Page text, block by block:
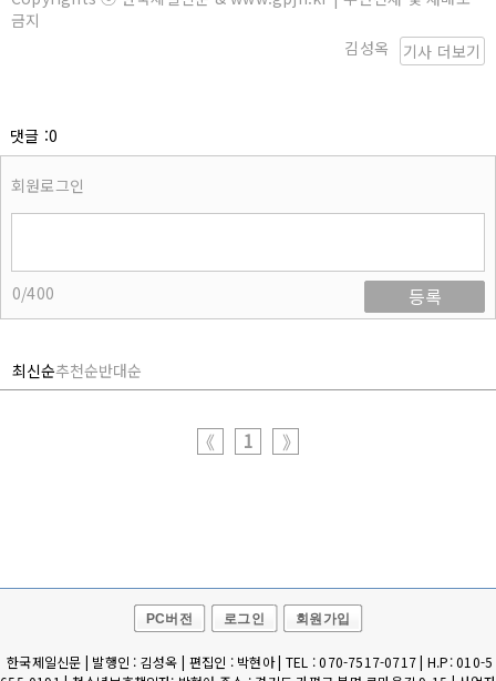
금지
기사 더보기
김성옥
댓글 :0
회원로그인
0/400 등록
최신순추천순반대순
《 1 》
PC버전 로그인 회원가입
한국제일신문 | 발행인 : 김성옥 | 편집인 : 박현아 | TEL : 070-7517-0717 | H.P: 010-5